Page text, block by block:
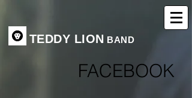
TEDDY LION BAND
FACEBOOK